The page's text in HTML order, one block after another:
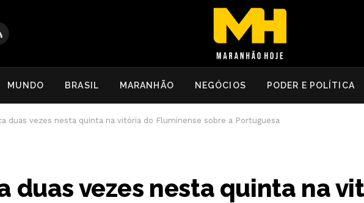
MUNDO BRASIL MARANHÃO NEGÓCIOS PODER E POLÍTICA
duas vezes nesta quinta na vitória do Fluminense sobre a Portuguesa
duas vezes nesta quinta na